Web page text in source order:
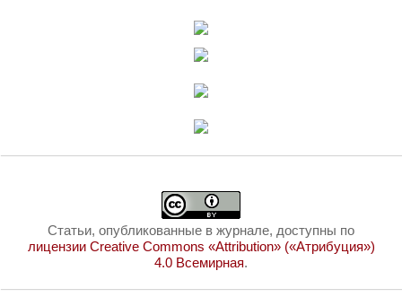
Статьи, опубликованные в журнале, доступны по
лицензии Creative Commons «Attribution» («Атрибуция»)
4.0 Всемирная.